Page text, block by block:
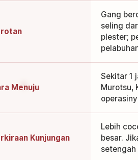
Gang
seling
plester;
Menuju
Sekitar 1
Murotsu,
Kunjungan
Lebih
besar.
setengah